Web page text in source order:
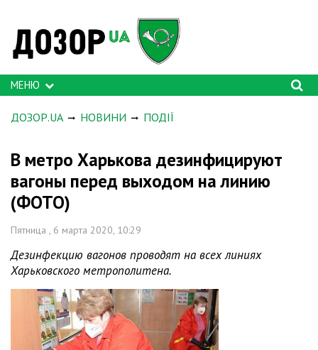
МЕНЮ
ДОЗОР.UA НОВИНИ ПОДІЇ
В метро Харькова дезинфицируют
вагоны перед выходом на линию
(ФОТО)
Пятница , 6 марта 2020, 10:29
Дезинфекцию вагонов проводят на всех линиях
Харьковского метрополитена.